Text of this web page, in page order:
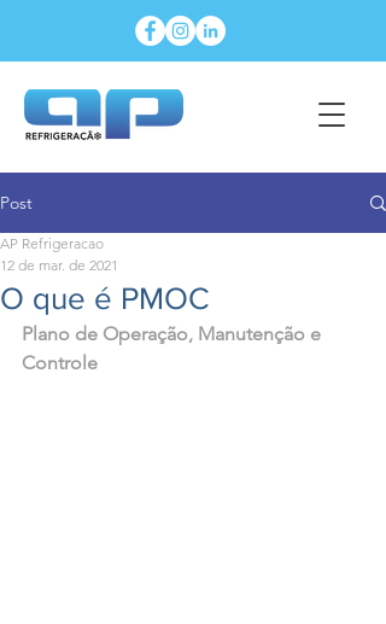
Post
O que é PMOC
AP Refrigeracao
12 de mar. de 2021
Plano de Operação, Manutenção e
Controle